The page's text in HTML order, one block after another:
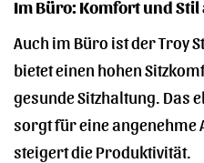
Im Büro: Komfort und
Auch im Büro ist der Troy
bietet einen hohen
gesunde Sitzhaltung. Das
sorgt für eine
steigert die Produktivität.